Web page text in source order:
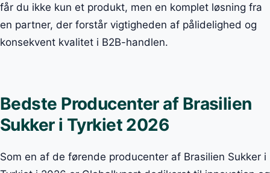
får du ikke kun et produkt, men en komplet løsning fra
en partner, der forstår vigtigheden af pålidelighed og
konsekvent kvalitet i B2B-handlen.
Bedste Producenter af Brasilien
Sukker i Tyrkiet 2026
Som en af de førende producenter af Brasilien Sukker i